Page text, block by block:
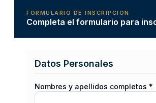
FORMULARIO DE INSCRIPCIÓN
Completa el formulario para
Datos Personales
Nombres y apellidos completos *